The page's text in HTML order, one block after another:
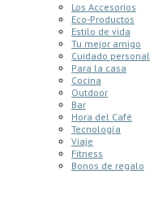
Los Accesorios
Eco-Productos
Estilo de vida
Tu mejor amigo
Cuidado personal
Para la casa
Cocina
Outdoor
Bar
Hora del Café
Tecnología
Viaje
Fitness
Bonos de regalo